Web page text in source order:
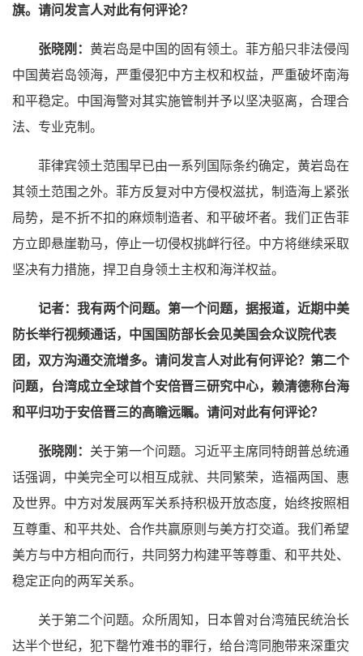
旗。请问发言人对此有何评论？
张晓刚： 黄岩岛是中国的固有领土。菲方船只非法侵闯
中国黄岩岛领海，严重侵犯中方主权和权益，严重破坏南海
和平稳定。中国海警对其实施管制并予以坚决驱离，合理合
法、专业克制。
菲律宾领土范围早已由一系列国际条约确定，黄岩岛在
其领土范围之外。菲方反复对中方侵权滋扰，制造海上紧张
局势，是不折不扣的麻烦制造者、和平破坏者。我们正告菲
方立即悬崖勒马，停止一切侵权挑衅行径。中方将继续采取
坚决有力措施，捍卫自身领土主权和海洋权益。
记者：我有两个问题。第一个问题，据报道，近期中美
防长举行视频通话，中国国防部长会见美国会众议院代表
团，双方沟通交流增多。请问发言人对此有何评论？第二个
问题，台湾成立全球首个安倍晋三研究中心，赖清德称台海
和平归功于安倍晋三的高瞻远瞩。请问对此有何评论？
张晓刚： 关于第一个问题。习近平主席同特朗普总统通
话强调，中美完全可以相互成就、共同繁荣，造福两国、惠
及世界。中方对发展两军关系持积极开放态度，始终按照相
互尊重、和平共处、合作共赢原则与美方打交道。我们希望
美方与中方相向而行，共同努力构建平等尊重、和平共处、
稳定正向的两军关系。
关于第二个问题。众所周知，日本曾对台湾殖民统治长
达半个世纪，犯下罄竹难书的罪行，给台湾同胞带来深重灾